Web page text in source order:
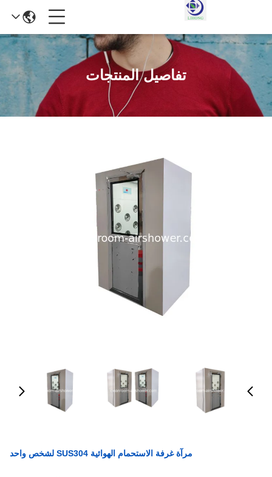
تفاصيل المنتجات
مرآة غرفة الاستحمام الهوائية SUS304 لشخص واحد